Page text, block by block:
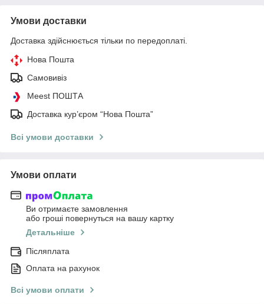
Умови доставки
Доставка здійснюється тільки по передоплаті.
Нова Пошта
Самовивіз
Meest ПОШТА
Доставка кур’єром “Нова Пошта”
Всі умови доставки
Умови оплати
Ви отримаєте замовлення
або гроші повернуться на вашу картку
Детальніше
Післяплата
Оплата на рахунок
Всі умови оплати